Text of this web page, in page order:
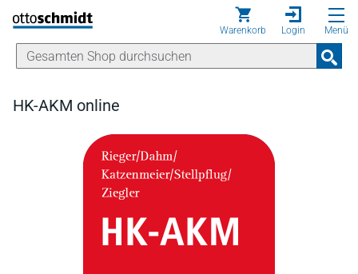
Direkt zum Inhalt
Warenkorb Login Menü
HK-AKM online